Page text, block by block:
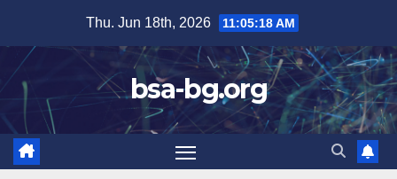
content
Thu. Jun 18th, 2026 11:05:20 AM
bsa-bg.org